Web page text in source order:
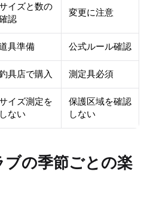
イズと数の
認
変更に注意
具準備 公式ルール確認
具店で購入 測定具必須
イズ測定を
しない
保護区域を確認
しない
の季節ごとの楽